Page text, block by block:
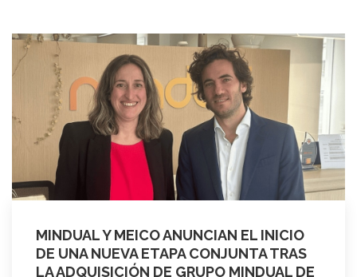
MINDUAL Y MEICO ANUNCIAN EL INICIO
DE UNA NUEVA ETAPA CONJUNTA TRAS
LA ADQUISICIÓN DE GRUPO MINDUAL DE